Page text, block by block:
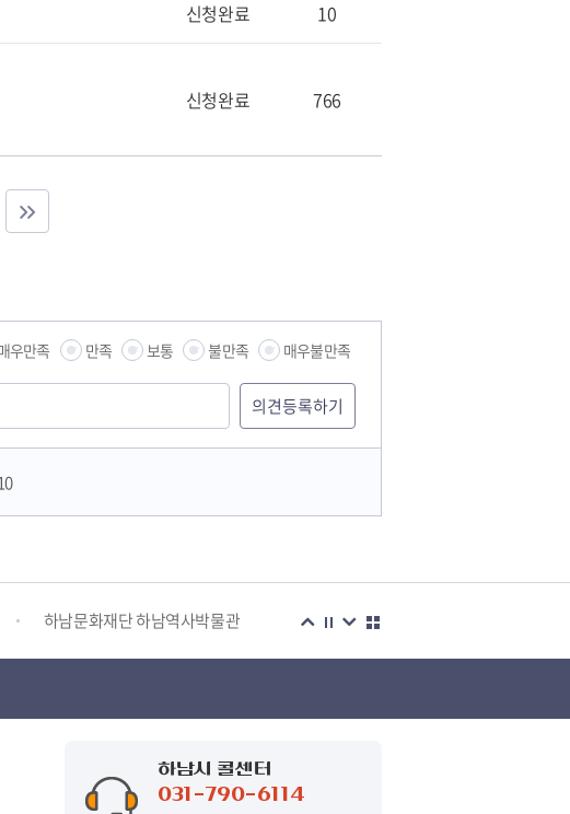
신청완료 10
신청완료 766
우만족 만족 보통 불만족 매우불만족
하남문화재단 하남역사박물관
하남시 콜센터
031-790-6114